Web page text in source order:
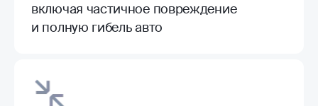
включая частичное повреждение
и полную гибель авто